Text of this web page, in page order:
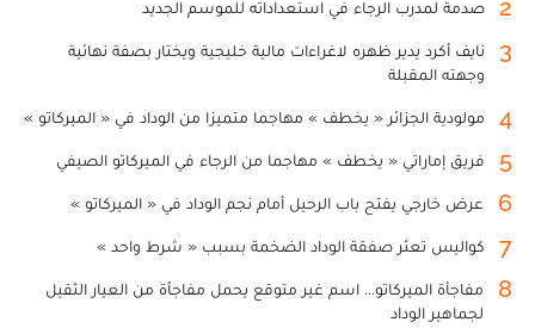
2 صدمة لمدرب الرجاء في استعداداته للموسم الجديد
3
نايف أكرد يدير ظهره لاغراءات مالية خليجية ويختار بصفة نهائية
وجهته المقبلة
4 مولودية الجزائر « يخطف » مهاجما متميزا من الوداد في « الميركاتو »
5 فريق إماراتي « يخطف » مهاجما من الرجاء في الميركاتو الصيفي
6 عرض خارجي يفتح باب الرحيل أمام نجم الوداد في « الميركاتو »
7 كواليس تعثر صفقة الوداد الضخمة بسبب « شرط واحد »
8
مفاجأة الميركاتو... اسم غير متوقع يحمل مفاجأة من العيار الثقيل
لجماهير الوداد